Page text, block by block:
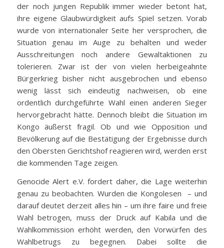
der noch jungen Republik immer wieder betont hat,
ihre eigene Glaubwürdigkeit aufs Spiel setzen. Vorab
wurde von internationaler Seite her versprochen, die
Situation genau im Auge zu behalten und weder
Ausschreitungen noch andere Gewaltaktionen zu
tolerieren. Zwar ist der von vielen herbeigeahnte
Bürgerkrieg bisher nicht ausgebrochen und ebenso
wenig lässt sich eindeutig nachweisen, ob eine
ordentlich durchgeführte Wahl einen anderen Sieger
hervorgebracht hätte. Dennoch bleibt die Situation im
Kongo äußerst fragil. Ob und wie Opposition und
Bevölkerung auf die Bestätigung der Ergebnisse durch
den Obersten Gerichtshof reagieren wird, werden erst
die kommenden Tage zeigen.
Genocide Alert e.V. fordert daher, die Lage weiterhin
genau zu beobachten. Wurden die Kongolesen – und
darauf deutet derzeit alles hin – um ihre faire und freie
Wahl betrogen, muss der Druck auf Kabila und die
Wahlkommission erhöht werden, den Vorwürfen des
Wahlbetrugs zu begegnen. Dabei sollte die